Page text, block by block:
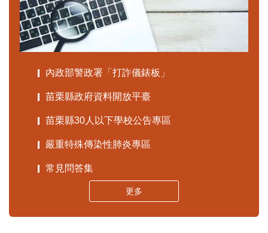
內政部警政署「打詐儀錶板」
苗栗縣政府資料開放平臺
苗栗縣30人以下學校公告專區
嚴重特殊傳染性肺炎專區
常見問答集
更多